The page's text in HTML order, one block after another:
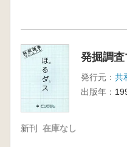
発掘調
発行元： 共
出版年：
新刊 在庫なし